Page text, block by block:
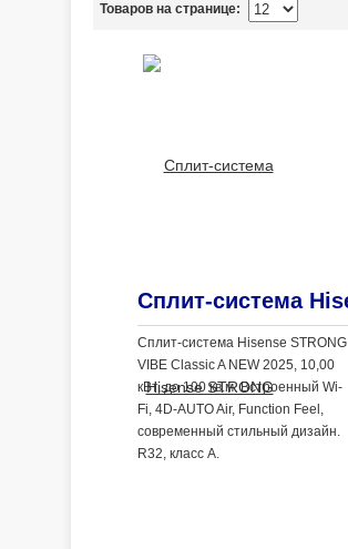
Товаров на странице:
Сплит-система Hisense STRONG
VIBE Classic A NEW 2025, 10,00
кВт, до 100 кв.м. Встроенный Wi-
Fi, 4D-AUTO Air, Function Feel,
современный стильный дизайн.
R32, класс A.